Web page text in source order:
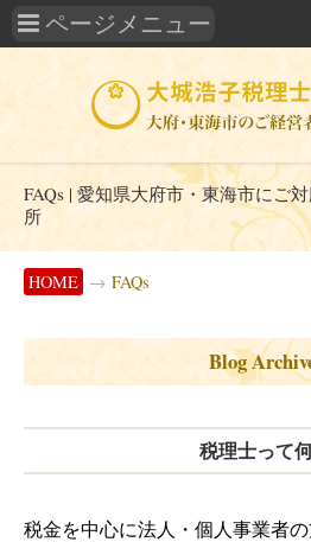
FAQs | 愛知県大府市・東海市にご
所
HOME → FAQs
Blog
税理士って
税金を中心に法人・個人事業者